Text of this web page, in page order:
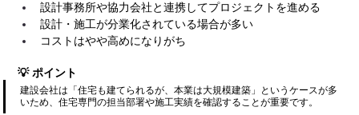
設計事務所や協力会社と連携してプロジェクトを進める
設計・施工が分業化されている場合が多い
コストはやや高めになりがち
💡 ポイント
建設会社は「住宅も建てられるが、本業は大規模建築」というケースが多
いため、住宅専門の担当部署や施工実績を確認することが重要です。